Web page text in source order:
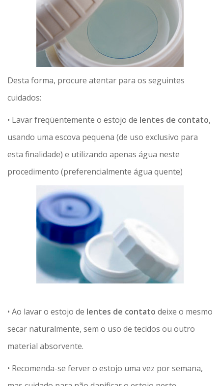
Desta forma, procure atentar para os seguintes
cuidados:
• Lavar freqüentemente o estojo de lentes de contato,
usando uma escova pequena (de uso exclusivo para
esta finalidade) e utilizando apenas água neste
procedimento (preferencialmente água quente)
• Ao lavar o estojo de lentes de contato deixe o mesmo
secar naturalmente, sem o uso de tecidos ou outro
material absorvente.
• Recomenda-se ferver o estojo uma vez por semana,